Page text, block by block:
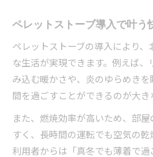
ペレットストーブ導入で叶う
ペレットストーブの導入により
な生活が実現できます。例えば
み込む暖かさや、炎のゆらめき
間を過ごすことができるのが大き
また、燃焼効率が高いため、部
すく、長時間の運転でも空気の
利用者からは「真冬でも薄着で